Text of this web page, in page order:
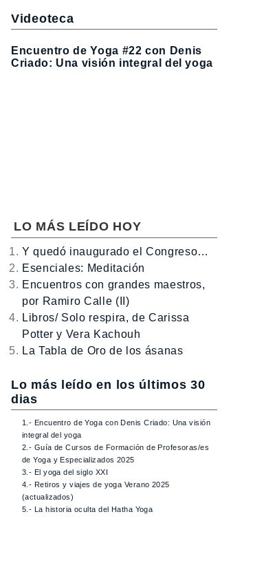
Videoteca
Encuentro de Yoga #22 con Denis
Criado: Una visión integral del yoga
LO MÁS LEÍDO HOY
Y quedó inaugurado el Congreso…
Esenciales: Meditación
Encuentros con grandes maestros,
por Ramiro Calle (II)
Libros/ Solo respira, de Carissa
Potter y Vera Kachouh
La Tabla de Oro de los ásanas
Lo más leído en los últimos 30
dias
1.- Encuentro de Yoga con Denis Criado: Una visión
integral del yoga
2.- Guía de Cursos de Formación de Profesoras/es
de Yoga y Especializados 2025
3.- El yoga del siglo XXI
4.- Retiros y viajes de yoga Verano 2025
(actualizados)
5.- La historia oculta del Hatha Yoga